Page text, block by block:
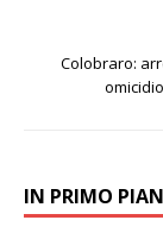
Colobraro:
IN PRIMO